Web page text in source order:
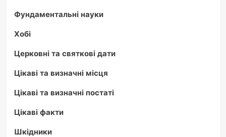
Фундаментальні науки
Хобі
Церковні та святкові дати
Цікаві та визначні місця
Цікаві та визначні постаті
Цікаві факти
Шкідники